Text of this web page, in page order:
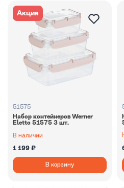
Акция
51575
Набор контейнеров Werner
Eletto 51575 3 шт.
В наличии
1 199 ₽
В корзину